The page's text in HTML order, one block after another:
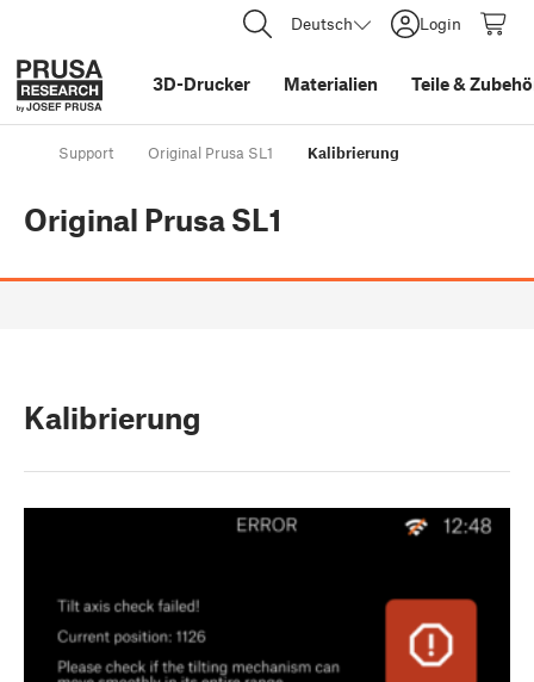
Deutsch Login
3D-Drucker Materialien Teile&
Support Original Prusa SL1 Kalibrierung
Original Prusa SL1
Kalibrierung